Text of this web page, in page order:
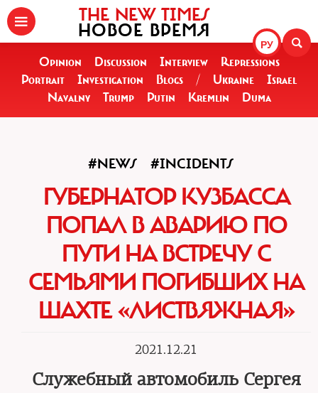
РУ
THE NEW TIMES
НОВОЕ ВРЕМЯ
Opinion Discussion Interview
Repressions
Portrait
Investigation Blogs / Ukraine
Israel
Navalny
Trump Putin Kremlin Duma
#NEWS #INCIDENTS
ГУБЕРНАТОР КУЗБАССА
ПОПАЛ В АВАРИЮ ПО
ПУТИ НА ВСТРЕЧУ С
СЕМЬЯМИ ПОГИБШИХ НА
ШАХТЕ «ЛИСТВЯЖНАЯ»
2021.12.21
Служебный автомобиль Сергея